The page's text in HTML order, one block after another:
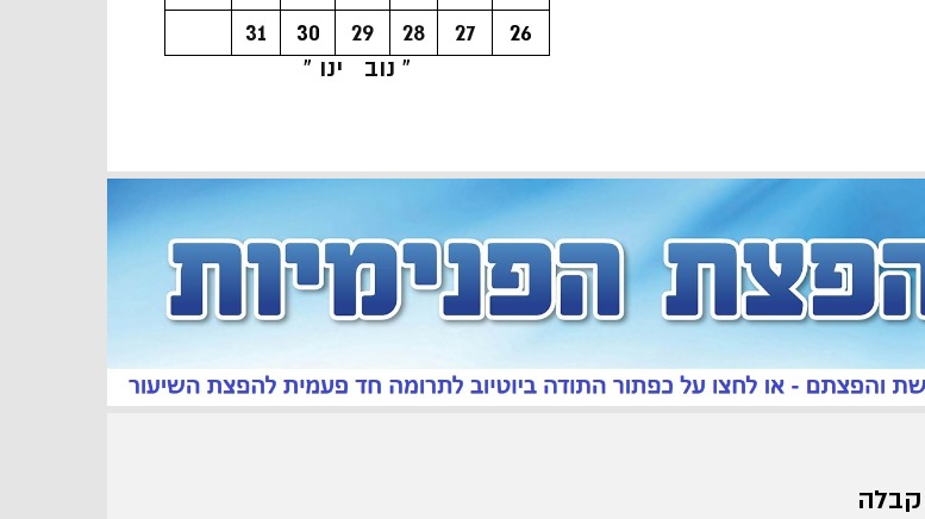
26
27
28
29
30
31
« נוב
ינו »
קבלה